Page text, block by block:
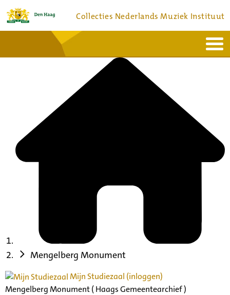
Collecties Nederlands Muziek Instituut
Bronnen en collecties
Mengelberg Monument
Mijn Studiezaal (inloggen)
Mengelberg Monument ( Haags Gemeentearchief )